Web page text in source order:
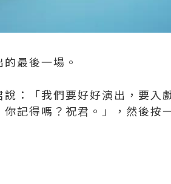
最後一場。
：「我們要好好演出，要入
記得嗎？祝君。」，然後按